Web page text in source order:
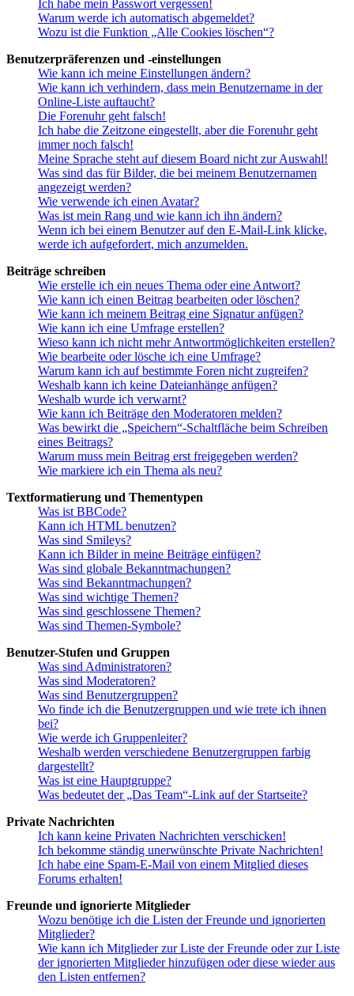
Ich habe mein Passwort vergessen!
Warum werde ich automatisch abgemeldet?
Wozu ist die Funktion „Alle Cookies löschen“?
Benutzerpräferenzen und -einstellungen
Wie kann ich meine Einstellungen ändern?
Wie kann ich verhindern, dass mein Benutzername in der
Online-Liste auftaucht?
Die Forenuhr geht falsch!
Ich habe die Zeitzone eingestellt, aber die Forenuhr geht
immer noch falsch!
Meine Sprache steht auf diesem Board nicht zur Auswahl!
Was sind das für Bilder, die bei meinem Benutzernamen
angezeigt werden?
Wie verwende ich einen Avatar?
Was ist mein Rang und wie kann ich ihn ändern?
Wenn ich bei einem Benutzer auf den E-Mail-Link klicke,
werde ich aufgefordert, mich anzumelden.
Beiträge schreiben
Wie erstelle ich ein neues Thema oder eine Antwort?
Wie kann ich einen Beitrag bearbeiten oder löschen?
Wie kann ich meinem Beitrag eine Signatur anfügen?
Wie kann ich eine Umfrage erstellen?
Wieso kann ich nicht mehr Antwortmöglichkeiten erstellen?
Wie bearbeite oder lösche ich eine Umfrage?
Warum kann ich auf bestimmte Foren nicht zugreifen?
Weshalb kann ich keine Dateianhänge anfügen?
Weshalb wurde ich verwarnt?
Wie kann ich Beiträge den Moderatoren melden?
Was bewirkt die „Speichern“-Schaltfläche beim Schreiben
eines Beitrags?
Warum muss mein Beitrag erst freigegeben werden?
Wie markiere ich ein Thema als neu?
Textformatierung und Thementypen
Was ist BBCode?
Kann ich HTML benutzen?
Was sind Smileys?
Kann ich Bilder in meine Beiträge einfügen?
Was sind globale Bekanntmachungen?
Was sind Bekanntmachungen?
Was sind wichtige Themen?
Was sind geschlossene Themen?
Was sind Themen-Symbole?
Benutzer-Stufen und Gruppen
Was sind Administratoren?
Was sind Moderatoren?
Was sind Benutzergruppen?
Wo finde ich die Benutzergruppen und wie trete ich ihnen
bei?
Wie werde ich Gruppenleiter?
Weshalb werden verschiedene Benutzergruppen farbig
dargestellt?
Was ist eine Hauptgruppe?
Was bedeutet der „Das Team“-Link auf der Startseite?
Private Nachrichten
Ich kann keine Privaten Nachrichten verschicken!
Ich bekomme ständig unerwünschte Private Nachrichten!
Ich habe eine Spam-E-Mail von einem Mitglied dieses
Forums erhalten!
Freunde und ignorierte Mitglieder
Wozu benötige ich die Listen der Freunde und ignorierten
Mitglieder?
Wie kann ich Mitglieder zur Liste der Freunde oder zur Liste
der ignorierten Mitglieder hinzufügen oder diese wieder aus
den Listen entfernen?